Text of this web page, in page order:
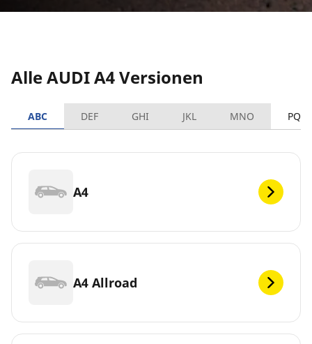
Alle AUDI A4 Versionen
ABC DEF GHI JKL MNO PQRS
A4
A4 Allroad